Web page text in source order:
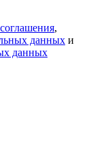
,
данных и
данных